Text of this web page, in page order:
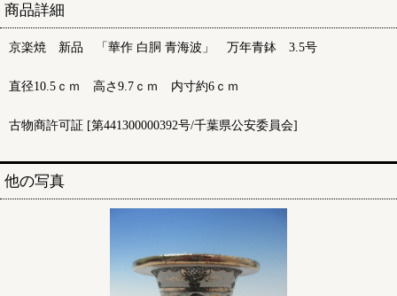
商品詳細
京楽焼 新品 「華作 白胴 青海波」 万年青鉢 3.5号
直径10.5ｃｍ 高さ9.7ｃｍ 内寸約6ｃｍ
古物商許可証 [第441300000392号/千葉県公安委員会]
他の写真